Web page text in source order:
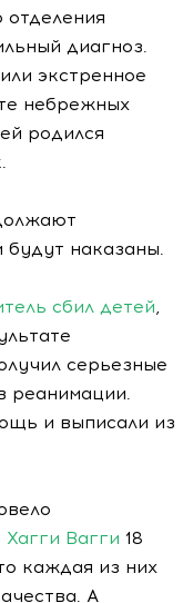
диагноз.
экстренное
небрежных
родился
будут наказаны.
сбил детей,
серьезные
реанимации.
и выписали из
Вагги 18
каждая из них
А